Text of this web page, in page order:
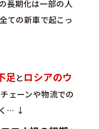
長期化は一部の人
ての新車で起こっ
足とロシアのウ
ェーンや物流での
… ↓